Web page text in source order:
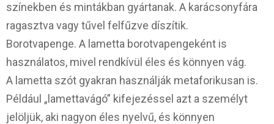
színekben és mintákban gyártanak. A karácsonyfára
ragasztva vagy tűvel felfűzve díszítik.
Borotvapenge. A lametta borotvapengeként is
használatos, mivel rendkívül éles és könnyen vág.
A lametta szót gyakran használják metaforikusan is.
Például „lamettavágó” kifejezéssel azt a személyt
jelöljük, aki nagyon éles nyelvű, és könnyen